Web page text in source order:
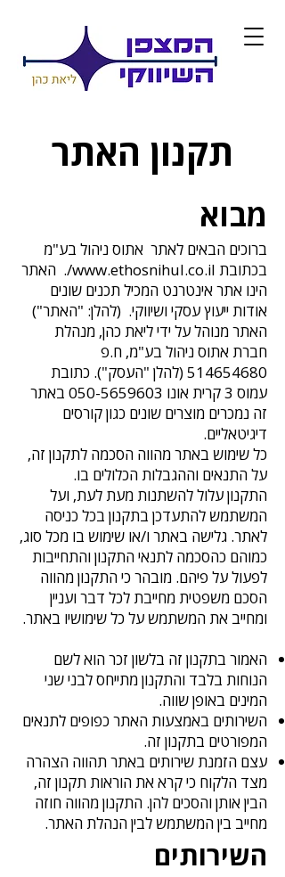
תקנון האתר
מבוא
ברוכים הבאים לאתר אתוס ניהול בע"מ
בכתובת www.ethosnihul.co.il/.
האתר
הינו אתר אינטרנט המכיל תכנים שונים
אודות ייעוץ עסקי ושיווקי. (להלן: "האתר")
האתר מנוהל על ידי ליאת כהן, מנהלת
חברת אתוס ניהול בע"מ, ח.פ
514654680(להלן "העסק"). כתובת
עמוס 3 קרית אונו
050-5659603 באתר
זה נמכרים מוצרים שונים כגון קורסים
דיגיטאליים.
כל שימוש באתר מהווה הסכמה לתקנון זה,
על התנאים וההגבלות הכלולים בו.
התקנון עלול להשתנות מעת לעת, ועל
המשתמש להתעדכן בתקנון בכל כניסה
לאתר. גלישה באתר ו/או שימוש בו מכל סוג,
כמוהם כהסכמה לתנאי התקנון והתחייבות
לפעול על פיהם. מובהר כי התקנון מהווה
הסכם משפטית מחייבת לכל דבר ועניין
ומחייב את המשתמש על כל שימושיו באתר.
האמור בתקנון זה בלשון זכר הוא לשם
הנוחות בלבד והתקנון מתייחס לבני שני
המינים באופן שווה.
השירותים באמצעות האתר כפופים לתנאים
המפורטים בתקנון זה.
עצם הזמנת שירותים באתר תהווה הצהרה
מצד הלקוח כי קרא את הוראות תקנון זה,
הבין אותן והסכים להן. התקנון מהווה חוזה
מחייב בין המשתמש לבין הנהלת האתר.
השירותים